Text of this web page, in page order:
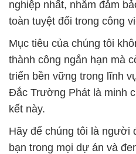
nghiệp nhất, nhằm đảm
toàn tuyệt đối trong công
Mục tiêu của chúng tôi
thành công ngắn hạn mà
triển bền vững trong lĩnh
Đắc Trường Phát là minh
kết này.
Hãy để chúng tôi là người
bạn trong mọi dự án và